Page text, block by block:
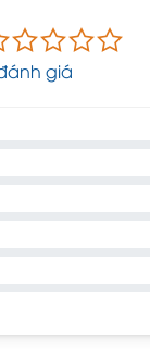
giá